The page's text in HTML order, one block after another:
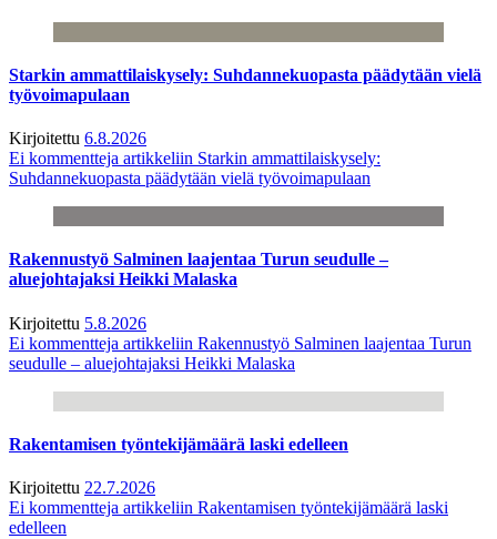
Starkin ammattilaiskysely: Suhdannekuopasta päädytään vielä
työvoimapulaan
Kirjoitettu 6.8.2026
Ei kommentteja artikkeliin Starkin ammattilaiskysely:
Suhdannekuopasta päädytään vielä työvoimapulaan
Rakennustyö Salminen laajentaa Turun seudulle –
aluejohtajaksi Heikki Malaska
Kirjoitettu 5.8.2026
Ei kommentteja artikkeliin Rakennustyö Salminen laajentaa Turun
seudulle – aluejohtajaksi Heikki Malaska
Rakentamisen työntekijämäärä laski edelleen
Kirjoitettu 22.7.2026
Ei kommentteja artikkeliin Rakentamisen työntekijämäärä laski
edelleen